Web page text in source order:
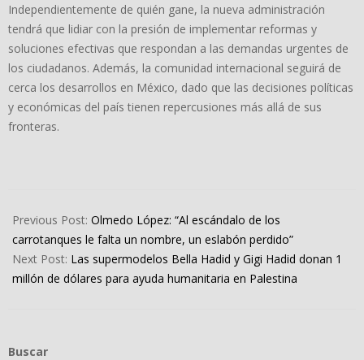
Independientemente de quién gane, la nueva administración
tendrá que lidiar con la presión de implementar reformas y
soluciones efectivas que respondan a las demandas urgentes de
los ciudadanos. Además, la comunidad internacional seguirá de
cerca los desarrollos en México, dado que las decisiones políticas
y económicas del país tienen repercusiones más allá de sus
fronteras.
06-
03
Previous Post: Olmedo López: “Al escándalo de los
carrotanques le falta un nombre, un eslabón perdido”
Next Post: Las supermodelos Bella Hadid y Gigi Hadid donan 1
millón de dólares para ayuda humanitaria en Palestina
Buscar